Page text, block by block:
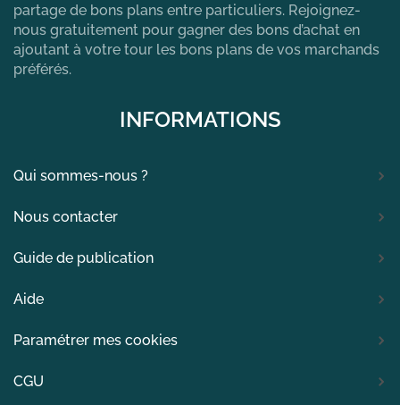
partage de bons plans entre particuliers. Rejoignez-
nous gratuitement pour gagner des bons d’achat en
ajoutant à votre tour les bons plans de vos marchands
préférés.
INFORMATIONS
Qui sommes-nous ?
Nous contacter
Guide de publication
Aide
Paramétrer mes cookies
CGU